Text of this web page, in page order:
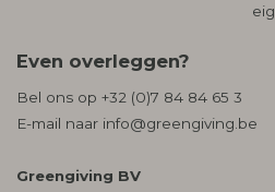
Even overleggen?
Bel ons op +32 (0)7 84 84 65 3
E-mail naar info@greengiving.be
Greengiving BV